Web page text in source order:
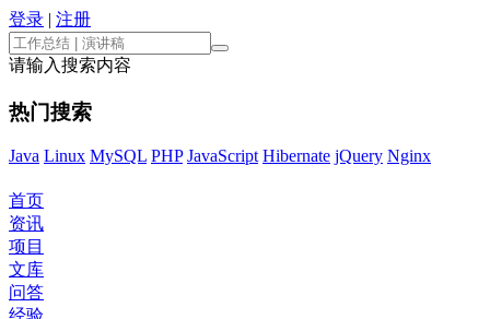
登录 | 注册
请输入搜索内容
热门搜索
Java Linux MySQL PHP JavaScript Hibernate jQuery Nginx
首页
资讯
项目
文库
问答
经验